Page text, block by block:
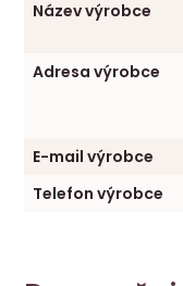
Název výrobce
Adresa výrobce
E-mail výrobce
Telefon výrobce